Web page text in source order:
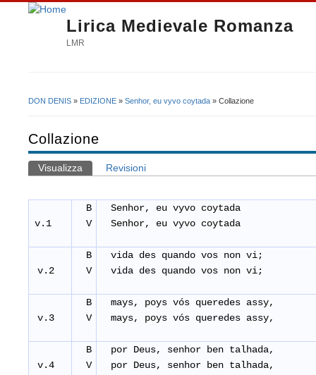
Lirica Medievale Romanza
LMR
DON DENIS » EDIZIONE » Senhor, eu vyvo coytada » Collazione
Collazione
Schede primarie
Visualizza (scheda attiva)
Revisioni
v.1
B
V
Senhor, eu vyvo coytada
Senhor, eu vyvo coytada
v.2
B
V
vida des quando vos non vi;
vida des quando vos non vi;
v.3
B
V
mays, poys vós queredes assy,
mays, poys vós queredes assy,
v.4
B
V
por Deus, senhor ben talhada,
por Deus, senhor ben talhada,